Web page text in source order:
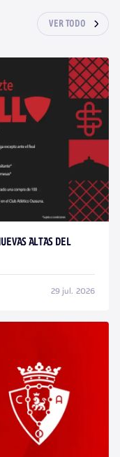
VER TODO
ALTAS DEL
29 jul. 2026